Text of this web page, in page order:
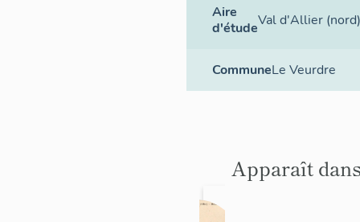
Aire
d'étudeVal d'Allier (nord)
CommuneLe Veurdre
Apparaît